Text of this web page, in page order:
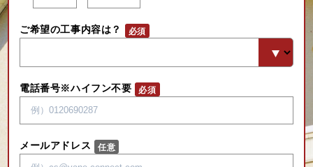
ご希望の工事内容は？
電話番号※ハイフン不要
メールアドレス